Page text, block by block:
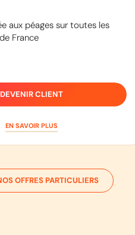
aux péages sur toutes les
France
DEVENIR CLIENT
EN SAVOIR PLUS
OFFRES PARTICULIERS